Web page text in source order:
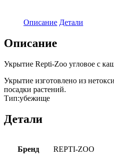
Описание Детали
Описание
Укрытие Repti-Zoo угловое с
Укрытие изготовлено из
посадки растений.
Тип:убежище
Детали
Бренд REPTI-ZOO